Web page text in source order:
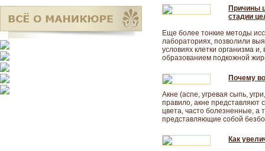
Причины
стадии
Еще более тонкие методы
лабораториях, позволили
условиях клетки организма
образованием подкожной
Почему
Акне (acne, угревая сыпь,
правило, акне представляют
цвета, часто болезненные, а
представляющие собой
Как